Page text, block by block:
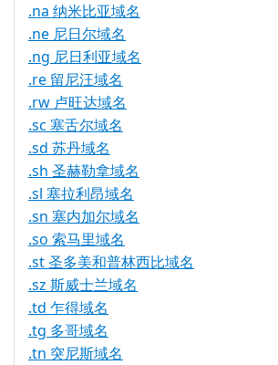
.na 纳米比亚域名
.ne 尼日尔域名
.ng 尼日利亚域名
.re 留尼汪域名
.rw 卢旺达域名
.sc 塞舌尔域名
.sd 苏丹域名
.sh 圣赫勒拿域名
.sl 塞拉利昂域名
.sn 塞内加尔域名
.so 索马里域名
.st 圣多美和普林西比域名
.sz 斯威士兰域名
.td 乍得域名
.tg 多哥域名
.tn 突尼斯域名